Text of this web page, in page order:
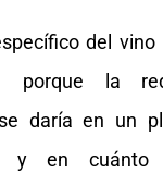
del vino
porque la
daría en un
y en